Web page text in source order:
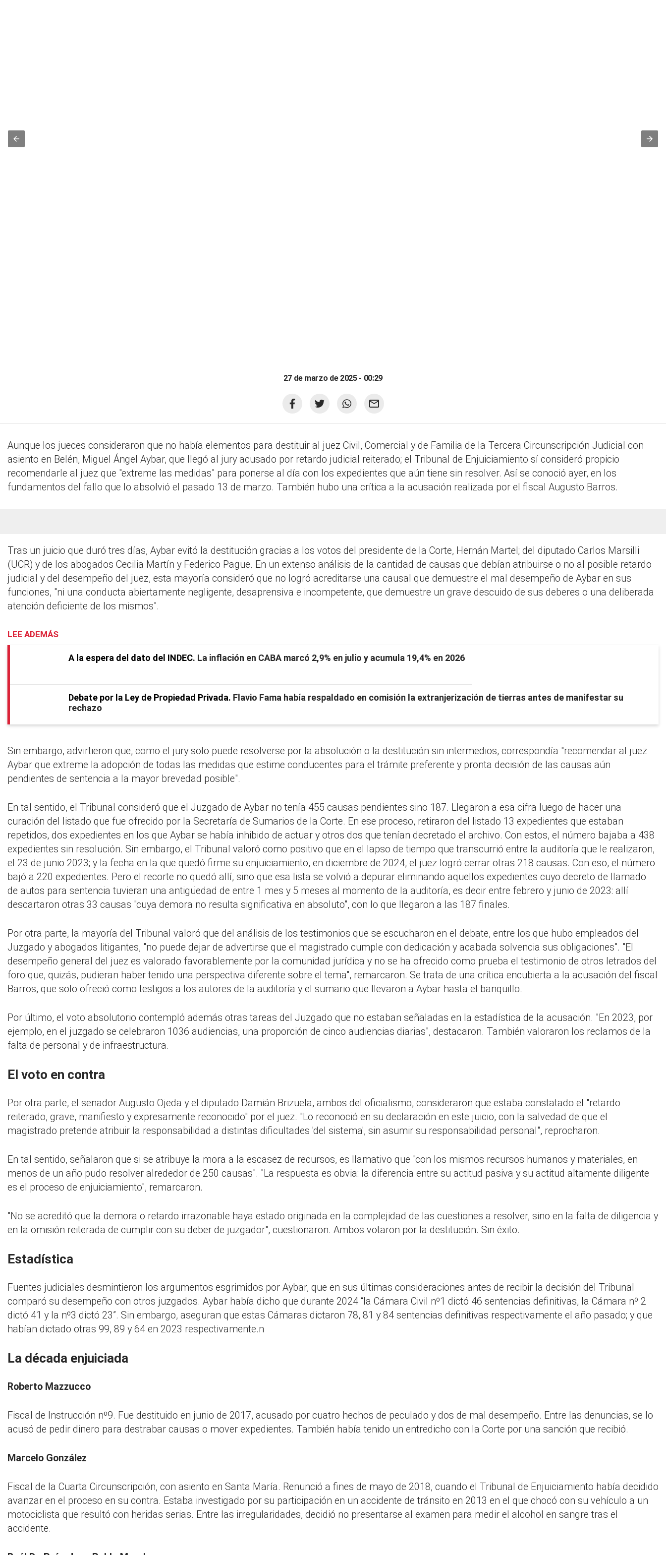
27 de marzo de 2025 - 00:29
Aunque los jueces consideraron que no había elementos para destituir al juez Civil, Comercial y de Familia de la Tercera Circunscripción Judicial con
asiento en Belén, Miguel Ángel Aybar, que llegó al jury acusado por retardo judicial reiterado; el Tribunal de Enjuiciamiento sí consideró propicio
recomendarle al juez que "extreme las medidas" para ponerse al día con los expedientes que aún tiene sin resolver. Así se conoció ayer, en los
fundamentos del fallo que lo absolvió el pasado 13 de marzo. También hubo una crítica a la acusación realizada por el fiscal Augusto Barros.
Tras un juicio que duró tres días, Aybar evitó la destitución gracias a los votos del presidente de la Corte, Hernán Martel; del diputado Carlos Marsilli
(UCR) y de los abogados Cecilia Martín y Federico Pague. En un extenso análisis de la cantidad de causas que debían atribuirse o no al posible retardo
judicial y del desempeño del juez, esta mayoría consideró que no logró acreditarse una causal que demuestre el mal desempeño de Aybar en sus
funciones, "ni una conducta abiertamente negligente, desaprensiva e incompetente, que demuestre un grave descuido de sus deberes o una deliberada
atención deficiente de los mismos".
LEE ADEMÁS
A la espera del dato del INDEC La inflación en CABA marcó 2,9% en julio y acumula 19,4% en 2026
Debate por la Ley de Propiedad Privada Flavio Fama había respaldado en comisión la extranjerización de tierras antes de manifestar su
rechazo
Sin embargo, advirtieron que, como el jury solo puede resolverse por la absolución o la destitución sin intermedios, correspondía "recomendar al juez
Aybar que extreme la adopción de todas las medidas que estime conducentes para el trámite preferente y pronta decisión de las causas aún
pendientes de sentencia a la mayor brevedad posible".
En tal sentido, el Tribunal consideró que el Juzgado de Aybar no tenía 455 causas pendientes sino 187. Llegaron a esa cifra luego de hacer una
curación del listado que fue ofrecido por la Secretaría de Sumarios de la Corte. En ese proceso, retiraron del listado 13 expedientes que estaban
repetidos, dos expedientes en los que Aybar se había inhibido de actuar y otros dos que tenían decretado el archivo. Con estos, el número bajaba a 438
expedientes sin resolución. Sin embargo, el Tribunal valoró como positivo que en el lapso de tiempo que transcurrió entre la auditoría que le realizaron,
el 23 de junio 2023; y la fecha en la que quedó firme su enjuiciamiento, en diciembre de 2024, el juez logró cerrar otras 218 causas. Con eso, el número
bajó a 220 expedientes. Pero el recorte no quedó allí, sino que esa lista se volvió a depurar eliminando aquellos expedientes cuyo decreto de llamado
de autos para sentencia tuvieran una antigüedad de entre 1 mes y 5 meses al momento de la auditoría, es decir entre febrero y junio de 2023: allí
descartaron otras 33 causas "cuya demora no resulta significativa en absoluto", con lo que llegaron a las 187 finales.
Por otra parte, la mayoría del Tribunal valoró que del análisis de los testimonios que se escucharon en el debate, entre los que hubo empleados del
Juzgado y abogados litigantes, "no puede dejar de advertirse que el magistrado cumple con dedicación y acabada solvencia sus obligaciones". "El
desempeño general del juez es valorado favorablemente por la comunidad jurídica y no se ha ofrecido como prueba el testimonio de otros letrados del
foro que, quizás, pudieran haber tenido una perspectiva diferente sobre el tema", remarcaron. Se trata de una crítica encubierta a la acusación del fiscal
Barros, que solo ofreció como testigos a los autores de la auditoría y el sumario que llevaron a Aybar hasta el banquillo.
Por último, el voto absolutorio contempló además otras tareas del Juzgado que no estaban señaladas en la estadística de la acusación. "En 2023, por
ejemplo, en el juzgado se celebraron 1036 audiencias, una proporción de cinco audiencias diarias", destacaron. También valoraron los reclamos de la
falta de personal y de infraestructura.
El voto en contra
Por otra parte, el senador Augusto Ojeda y el diputado Damián Brizuela, ambos del oficialismo, consideraron que estaba constatado el "retardo
reiterado, grave, manifiesto y expresamente reconocido" por el juez. "Lo reconoció en su declaración en este juicio, con la salvedad de que el
magistrado pretende atribuir la responsabilidad a distintas dificultades 'del sistema', sin asumir su responsabilidad personal", reprocharon.
En tal sentido, señalaron que si se atribuye la mora a la escasez de recursos, es llamativo que "con los mismos recursos humanos y materiales, en
menos de un año pudo resolver alrededor de 250 causas". "La respuesta es obvia: la diferencia entre su actitud pasiva y su actitud altamente diligente
es el proceso de enjuiciamiento", remarcaron.
"No se acreditó que la demora o retardo irrazonable haya estado originada en la complejidad de las cuestiones a resolver, sino en la falta de diligencia y
en la omisión reiterada de cumplir con su deber de juzgador", cuestionaron. Ambos votaron por la destitución. Sin éxito.
Estadística
Fuentes judiciales desmintieron los argumentos esgrimidos por Aybar, que en sus últimas consideraciones antes de recibir la decisión del Tribunal
comparó su desempeño con otros juzgados. Aybar había dicho que durante 2024 “la Cámara Civil nº1 dictó 46 sentencias definitivas, la Cámara nº 2
dictó 41 y la nº3 dictó 23”. Sin embargo, aseguran que estas Cámaras dictaron 78, 81 y 84 sentencias definitivas respectivamente el año pasado; y que
habían dictado otras 99, 89 y 64 en 2023 respectivamente.n
La década enjuiciada
Roberto Mazzucco
Fiscal de Instrucción nº9. Fue destituido en junio de 2017, acusado por cuatro hechos de peculado y dos de mal desempeño. Entre las denuncias, se lo
acusó de pedir dinero para destrabar causas o mover expedientes. También había tenido un entredicho con la Corte por una sanción que recibió.
Marcelo González
Fiscal de la Cuarta Circunscripción, con asiento en Santa María. Renunció a fines de mayo de 2018, cuando el Tribunal de Enjuiciamiento había decidido
avanzar en el proceso en su contra. Estaba investigado por su participación en un accidente de tránsito en 2013 en el que chocó con su vehículo a un
motociclista que resultó con heridas serias. Entre las irregularidades, decidió no presentarse al examen para medir el alcohol en sangre tras el
accidente.